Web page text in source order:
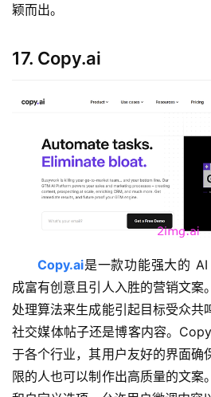
颖而出。
17. Copy.ai
Copy.ai是一款功能强大的
成富有创意且引人入胜的营销文案
处理算法来生成能引起目标受众共
社交媒体帖子还是博客内容。
于各个行业，其用户友好的界面确
限的人也可以制作出高质量的文案